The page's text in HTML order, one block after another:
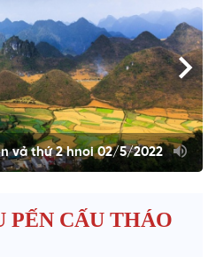
vả thứ 2 hnoi 02/5/2022
PẾN CẤU THÁO